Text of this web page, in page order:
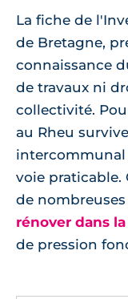
La fiche de
de Bretagne,
connaissance
de travaux ni
collectivité.
au Rheu
intercommunal
voie praticable.
de
rénover dans
de pression